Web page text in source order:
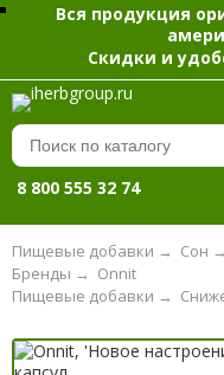
Вся продукция
Скидки и
8 800 555 32 74
Пищевые добавки → Сон →
Onnit
Бренды →
Пищевые добавки →